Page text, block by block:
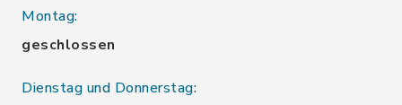
Montag:
geschlossen
Dienstag und Donnerstag: